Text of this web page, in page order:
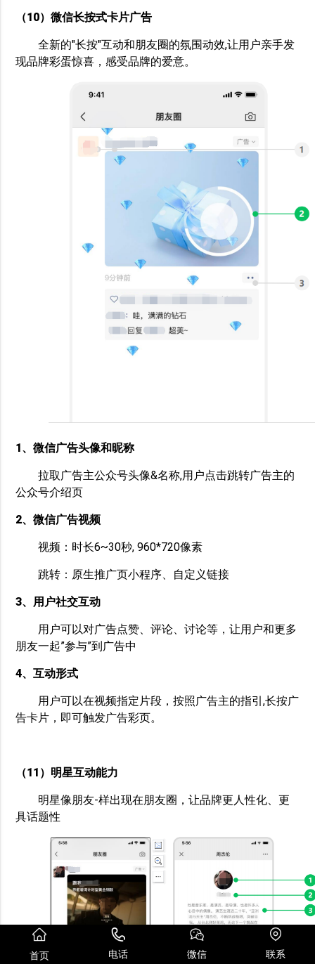
（10）微信长按式卡片广告
全新的"长按"互动和朋友圈的氛围动效,让用户亲手发
现品牌彩蛋惊喜，感受品牌的爱意。
1、微信广告头像和昵称
拉取广告主公众号头像&名称,用户点击跳转广告主的
公众号介绍页
2、微信广告视频
视频：时长6~30秒, 960*720像素
跳转：原生推广页小程序、自定义链接
3、用户社交互动
用户可以对广告点赞、评论、讨论等，让用户和更多
朋友一起”参与”到广告中
4、互动形式
用户可以在视频指定片段，按照广告主的指引,长按广
告卡片，即可触发广告彩页。
（11）明星互动能力
明星像朋友-样出现在朋友圈，让品牌更人性化、更
具话题性
首页 电话 微信 联系